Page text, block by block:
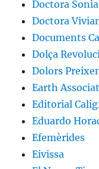
Doctora
Doctora
Documents Ca
Dolça
Dolors
Earth
Editorial
Eduardo
Efemèrides
Eivissa